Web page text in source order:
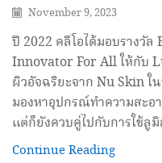
November 9, 2023
ปี 2022 คลีโอได้มอบรางวั
Innovator For All ให้กับ
ผิวอัจฉริยะจาก Nu Skin
มองหาอุปกรณ์ทำความสะอ
แต่ก็ยังควบคู่ไปกับการใช้ลูมิ
Continue Reading